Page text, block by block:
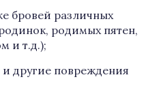
бровей различных
родимых пятен,
и т.д.);
другие повреждения